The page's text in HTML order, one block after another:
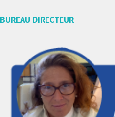
BUREAU DIRECTEUR